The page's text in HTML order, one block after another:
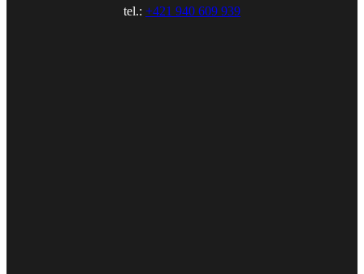
tel.: +421 940 609 939